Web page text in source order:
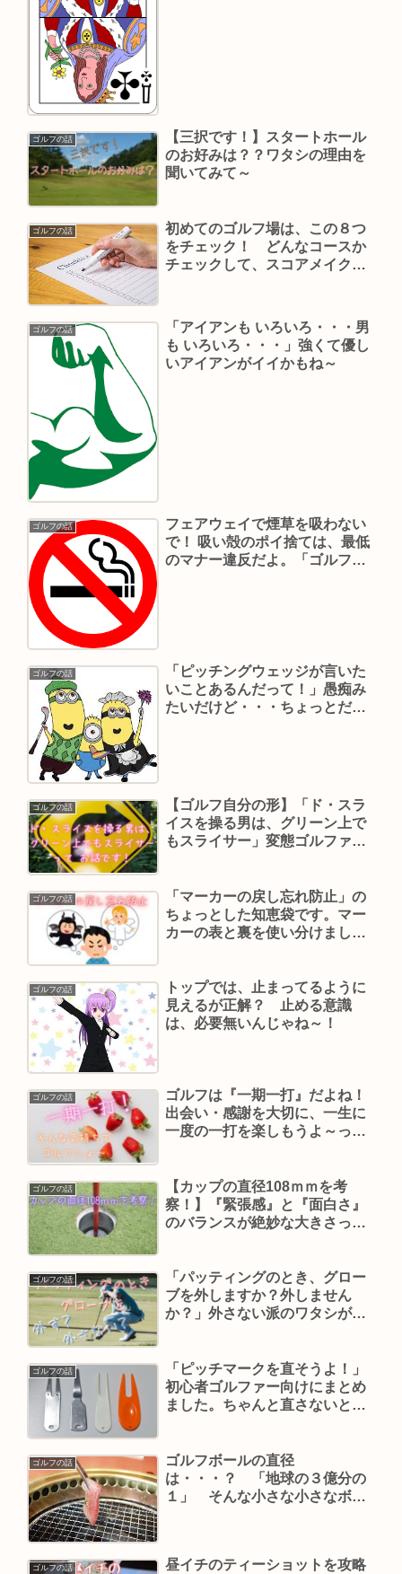
ゴルフの話
【三択です！】スタートホール
のお好みは？？ワタシの理由を
聞いてみて～
ゴルフの話
初めてのゴルフ場は、この８つ
をチェック！ どんなコースか
チェックして、スコアメイクし
ゴルフの話
「アイアンも いろいろ・・・男
も いろいろ・・・」強くて優し
いアイアンがイイかもね～
ゴルフの話
フェアウェイで煙草を吸わない
で！ 吸い殻のポイ捨ては、最低
のマナー違反だよ。「ゴルフ場
ゴルフの話
「ピッチングウェッジが言いた
いことあるんだって！」愚痴み
たいだけど・・・ちょっとだけ
ゴルフの話
【ゴルフ自分の形】「ド・スラ
イスを操る男は、グリーン上で
もスライサー」変態ゴルファー
ゴルフの話
「マーカーの戻し忘れ防止」の
ちょっとした知恵袋です。マー
カーの表と裏を使い分けましょ
ゴルフの話
トップでは、止まってるように
見えるが正解？ 止める意識
は、必要無いんじゃね～！
ゴルフの話
ゴルフは『一期一打』だよね！
出会い・感謝を大切に、一生に
一度の一打を楽しもうよ～って
ゴルフの話
【カップの直径108ｍｍを考
察！】『緊張感』と『面白さ』
のバランスが絶妙な大きさって
ゴルフの話
「パッティングのとき、グロー
ブを外しますか？外しません
か？」外さない派のワタシが、
ゴルフの話
「ピッチマークを直そうよ！」
初心者ゴルファー向けにまとめ
ました。ちゃんと直さないと、
ゴルフの話
ゴルフボールの直径
は・・・？ 「地球の３億分の
１」 そんな小さな小さなボー
ゴルフの話
昼イチのティーショットを攻略